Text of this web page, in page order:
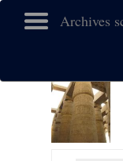
Archives